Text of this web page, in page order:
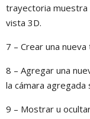
trayectoria muestra
vista 3D.
7 – Crear una
8 – Agregar una
la cámara
9 – Mostrar u